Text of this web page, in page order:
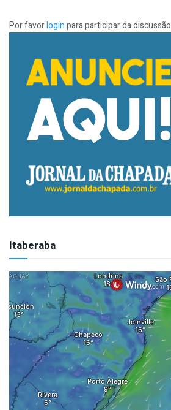
Por favorloginpara participar da discussão
Itaberaba